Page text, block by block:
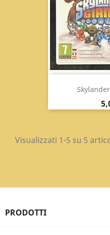
Visualizzati 1-5 su 5
PRODOTTI